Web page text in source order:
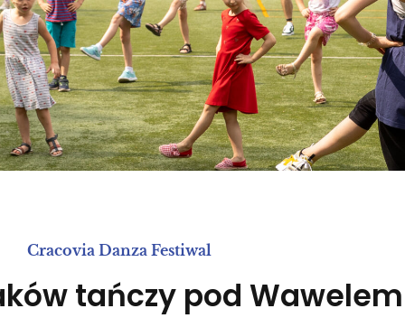
Cracovia Danza Festiwal
tańczy pod Wawelem